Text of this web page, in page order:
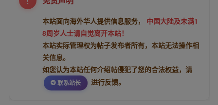
本站面向海外华人提供信息服务，
中国大陆及未满1
8周岁人士请自觉离开本站！
本站实际管理权为帖子发布者所有，本站无法操作相
关信息。
如您认为本站任何介绍帖侵犯了您的合法权益，请
联系站长 进行反馈。